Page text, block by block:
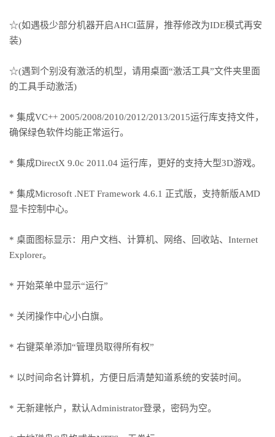
☆(如遇极少部分机器开启AHCI蓝屏，推荐修改为IDE模式再安
装)
☆(遇到个别没有激活的机型，请用桌面“激活工具”文件夹里面
的工具手动激活)
* 集成VC++ 2005/2008/2010/2012/2013/2015运行库支持文件，
确保绿色软件均能正常运行。
* 集成DirectX 9.0c 2011.04 运行库，更好的支持大型3D游戏。
* 集成Microsoft .NET Framework 4.6.1 正式版，支持新版AMD
显卡控制中心。
* 桌面图标显示：用户文档、计算机、网络、回收站、Internet
Explorer。
* 开始菜单中显示“运行”
* 关闭操作中心小白旗。
* 右键菜单添加“管理员取得所有权”
* 以时间命名计算机，方便日后清楚知道系统的安装时间。
* 无新建帐户，默认Administrator登录，密码为空。